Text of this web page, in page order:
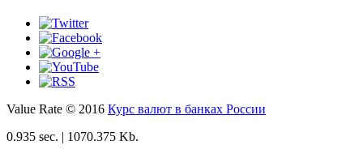
Value Rate © 2016 Курс валют в банках России
0.935 sec. | 1070.375 Kb.